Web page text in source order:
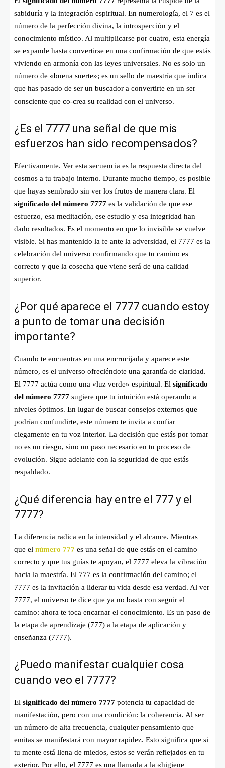
sabiduría y la integración espiritual. En numerología, el 7 es el
número de la perfección divina, la introspección y el
conocimiento místico. Al multiplicarse por cuatro, esta energía
se expande hasta convertirse en una confirmación de que estás
viviendo en armonía con las leyes universales. No es solo un
número de «buena suerte»; es un sello de maestría que indica
que has pasado de ser un buscador a convertirte en un ser
consciente que co-crea su realidad con el universo.
¿Es el 7777 una señal de que mis
esfuerzos han sido recompensados?
Efectivamente. Ver esta secuencia es la respuesta directa del
cosmos a tu trabajo interno. Durante mucho tiempo, es posible
que hayas sembrado sin ver los frutos de manera clara. El
significado del número 7777 es la validación de que ese
esfuerzo, esa meditación, ese estudio y esa integridad han
dado resultados. Es el momento en que lo invisible se vuelve
visible. Si has mantenido la fe ante la adversidad, el 7777 es la
celebración del universo confirmando que tu camino es
correcto y que la cosecha que viene será de una calidad
superior.
¿Por qué aparece el 7777 cuando estoy
a punto de tomar una decisión
importante?
Cuando te encuentras en una encrucijada y aparece este
número, es el universo ofreciéndote una garantía de claridad.
El 7777 actúa como una «luz verde» espiritual. El significado
del número 7777 sugiere que tu intuición está operando a
niveles óptimos. En lugar de buscar consejos externos que
podrían confundirte, este número te invita a confiar
ciegamente en tu voz interior. La decisión que estás por tomar
no es un riesgo, sino un paso necesario en tu proceso de
evolución. Sigue adelante con la seguridad de que estás
respaldado.
¿Qué diferencia hay entre el 777 y el
7777?
La diferencia radica en la intensidad y el alcance. Mientras
que el número 777 es una señal de que estás en el camino
correcto y que tus guías te apoyan, el 7777 eleva la vibración
hacia la maestría. El 777 es la confirmación del camino; el
7777 es la invitación a liderar tu vida desde esa verdad. Al ver
7777, el universo te dice que ya no basta con seguir el
camino: ahora te toca encarnar el conocimiento. Es un paso de
la etapa de aprendizaje (777) a la etapa de aplicación y
enseñanza (7777).
¿Puedo manifestar cualquier cosa
cuando veo el 7777?
El significado del número 7777 potencia tu capacidad de
manifestación, pero con una condición: la coherencia. Al ser
un número de alta frecuencia, cualquier pensamiento que
emitas se manifestará con mayor rapidez. Esto significa que si
tu mente está llena de miedos, estos se verán reflejados en tu
exterior. Por ello, el 7777 es una llamada a la «higiene